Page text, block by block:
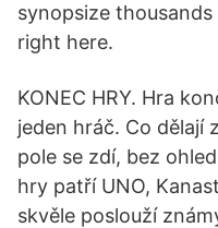
synopsize
right here.
KONEC HRY. Hra
jeden hráč. Co dělají
pole se zdí, bez
hry patří UNO,
skvěle poslouží